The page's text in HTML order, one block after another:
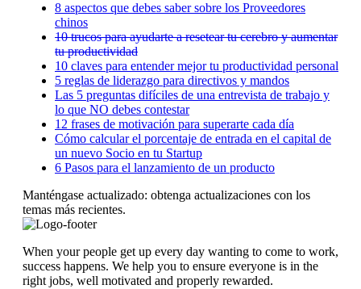
8 aspectos que debes saber sobre los Proveedores
chinos
10 trucos para ayudarte a resetear tu cerebro y aumentar
tu productividad
10 claves para entender mejor tu productividad personal
5 reglas de liderazgo para directivos y mandos
Las 5 preguntas difíciles de una entrevista de trabajo y
lo que NO debes contestar
12 frases de motivación para superarte cada día
Cómo calcular el porcentaje de entrada en el capital de
un nuevo Socio en tu Startup
6 Pasos para el lanzamiento de un producto
Manténgase actualizado: obtenga actualizaciones con los
temas más recientes.
When your people get up every day wanting to come to work,
success happens. We help you to ensure everyone is in the
right jobs, well motivated and properly rewarded.